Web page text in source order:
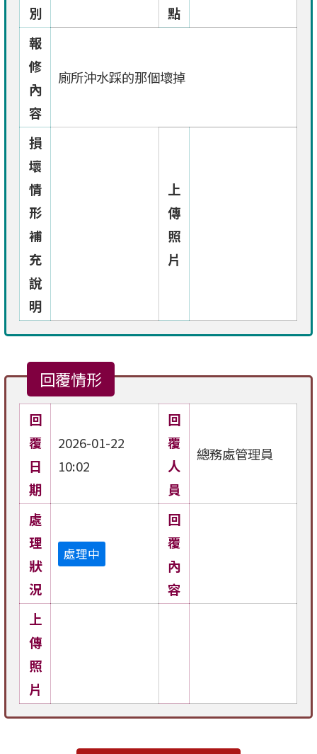
別
點
報
修
內
容
廁所沖水踩的那個壞掉
損
壞
情
形
補
充
說
明
上
傳
照
片
回覆情形
回
覆
日
期
2026-01-22
10:02
回
覆
人
員
總務處管理員
處
理
狀
況
處理中
回
覆
內
容
上
傳
照
片